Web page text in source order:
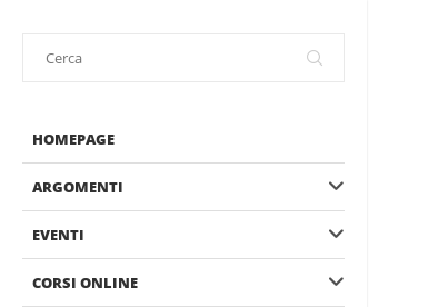
HOMEPAGE
ARGOMENTI
EVENTI
CORSI ONLINE